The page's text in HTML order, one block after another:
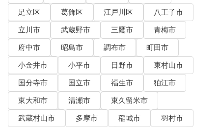
足立区
葛飾区 江戸川区
八王子市
立川市
武蔵野市 三鷹市
青梅市
府中市
昭島市 調布市
町田市
小金井市
小平市 日野市
東村山市
国分寺市
国立市 福生市
狛江市
東大和市
清瀬市
東久留米市
武蔵村山市
多摩市 稲城市
羽村市